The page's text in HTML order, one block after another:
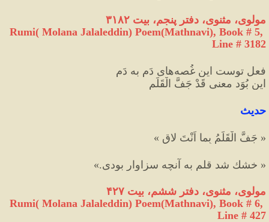
مولوی، مثنوی، دفتر پنجم، بیت ۳۱۸۲
Rumi( Molana Jalaleddin) Poem(Mathnavi), Book # 5,
Line # 3182
فعلِ توست این غُصه‌های دَم به دَم
این بُوَد معنی قَدْ جَفَّ الْقَلَم
حديث
« جَفَّ الْقَلَمُ بِما اَنْتَ لاقٍ »
« خشك شد قلم به آنچه سزاوار بودی.»
مولوی، مثنوی، دفتر ششم، بیت ۴۲۷
Rumi( Molana Jalaleddin) Poem(Mathnavi), Book # 6,
Line # 427